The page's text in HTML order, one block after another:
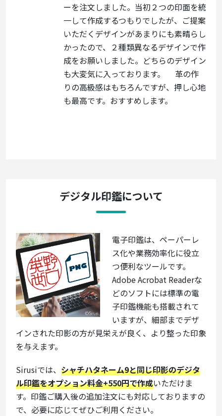
ーを注文しました。当初２つの印面を統
一して作成するつもりでしたが、ご提案
いただくデザインがあまりにも素晴らし
かったので、２種類異なるデザインで作
成をお願いしました。どちらのデザイン
も大変気に入っております。 革の作
りの高級感はもちろんですが、押し心地
も最高です。おすすめします。
デジタル印鑑について
電子印鑑は、ペーパーレ
ス化や業務効率化に役立
つ便利なツールです。
Adobe Acrobat Readerな
どのソフトには標準の電
子印鑑機能も搭載されて
いますが、細部までデザ
インされた印影の方が見栄えが良く、より整った印象
を与えます。
Sirusiでは、 シャチハタネーム9と同じ印影のデジタ
ル印鑑をオプション料金+550円で作成いただけま
す。印鑑ご購入後の追加注文にも対応しておりますの
で、必要に応じてぜひご利用ください。